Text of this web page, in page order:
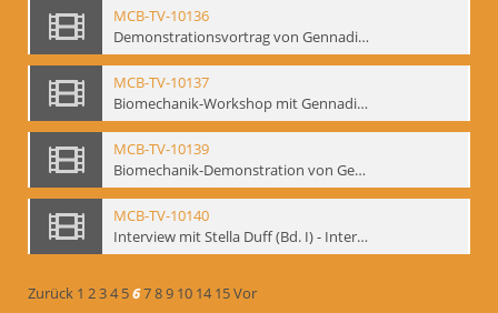
MCB-TV-10136
Demonstrationsvortrag von Gennadij Bogdanow, Frankfurt a.M., 1992 - Interne Signatur: BM-vid-51
MCB-TV-10137
Biomechanik-Workshop mit Gennadij Bogdanow, Mime Centrum Berlin, Oktober 1992 - Interne Signatur: BM-vid-53
MCB-TV-10139
Biomechanik-Demonstration von Gennadij Bogdanow im Filmtheater am Friedrichshain, Oktober 1992 - Interne Signatur: BM-vid-56
MCB-TV-10140
Interview mit Stella Duff (Bd. I) - Interne Signatur: BM-vid-57
Zurück 1 234 56789 10 14 15Vor